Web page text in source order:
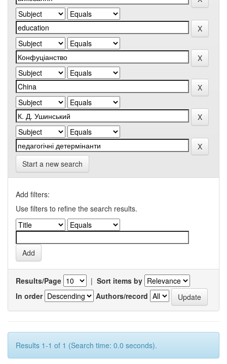
Start a new search
Add filters:
Use filters to refine the search results.
Results/Page | Sort items by
In order
Authors/record
Results 1-1 of 1 (Search time: 0.0 seconds).